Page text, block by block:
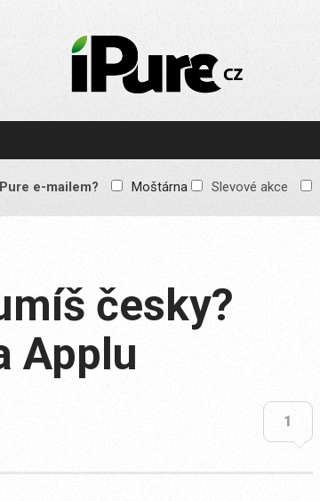
IPURE.CZ
Prémiový Apple e-
reklamy, žádné
obsah pro všechny
e-mailem? Moštárna Slevové akce
česky?
Applu
1